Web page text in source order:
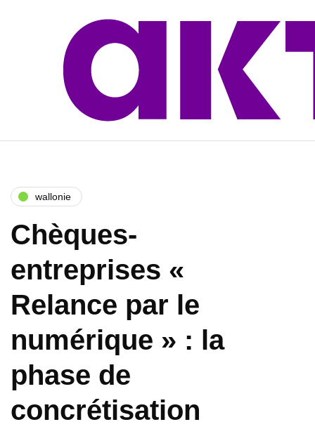
wallonie
Chèques-
entreprises «
Relance par le
numérique » : la
phase de
concrétisation